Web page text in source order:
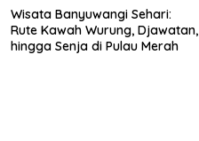
Wisata Banyuwangi Sehari:
Rute Kawah Wurung, Djawatan,
hingga Senja di Pulau Merah